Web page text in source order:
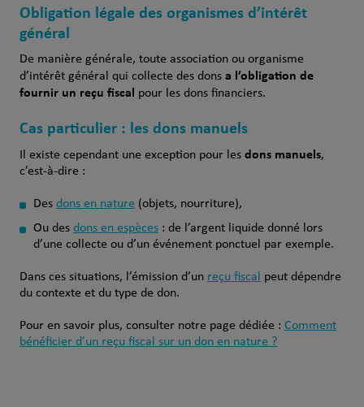
Obligation légale des organismes d’intérêt
général
De manière générale, toute association ou organisme
d’intérêt général qui collecte des dons a l’obligation de
fournir un reçu fiscal pour les dons financiers.
Cas particulier : les dons manuels
Il existe cependant une exception pour les dons manuels,
c’est-à-dire :
Des dons en nature (objets, nourriture),
Ou des dons en espèces: de l’argent liquide donné lors
d’une collecte ou d’un événement ponctuel par exemple.
Dans ces situations, l’émission d’un reçu fiscal
peut dépendre
du contexte et du type de don.
Pour en savoir plus, consulter notre page dédiée : Comment
bénéficier d’un reçu fiscal sur un don en nature ?